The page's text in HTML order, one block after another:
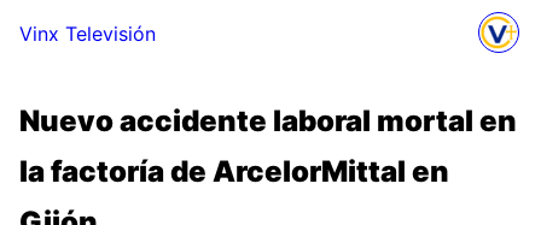
Vinx Televisión
Nuevo accidente laboral mortal en
la factoría de ArcelorMittal en